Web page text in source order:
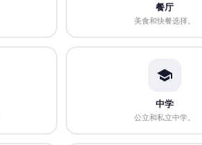
餐厅
美食和快餐选择。
中学
公立和私立中学。